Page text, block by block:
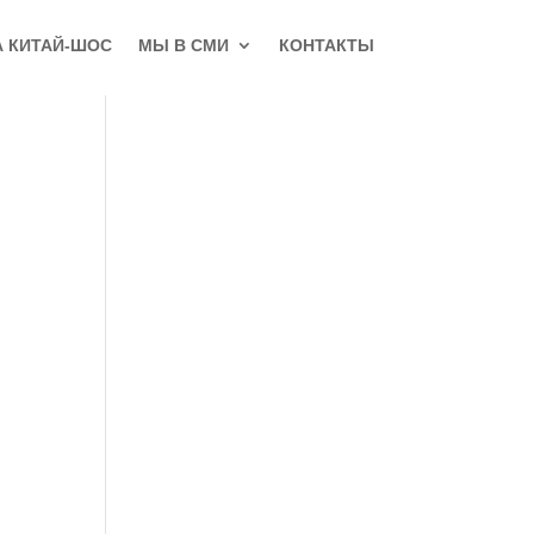
КИТАЙ-ШОС МЫ В СМИ КОНТАКТЫ